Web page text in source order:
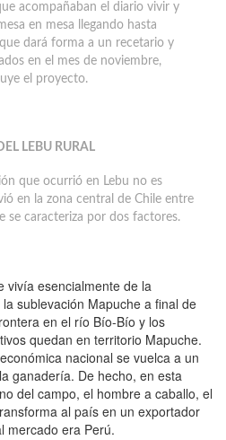
acompañaban el diario vivir y
en mesa llegando hasta
dará forma a un recetario y
en el mes de noviembre,
el proyecto.
LEBU RURAL
que ocurrió en Lebu no es
en la zona central de Chile entre
se caracteriza por dos factores.
vivía esencialmente de la
sublevación Mapuche a final de
en el río Bío-Bío y los
quedan en territorio Mapuche.
nacional se vuelca a un
ganadería. De hecho, en esta
del campo, el hombre a caballo, el
al país en un exportador
mercado era Perú.